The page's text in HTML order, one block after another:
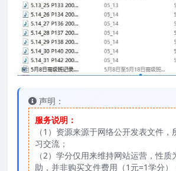
声明：
服务说明：
（1）资源来源于网络公开发表文件
习交流；
（2）学分仅用来维持网站运营，性
助，并非购买文件费用（1元=1学分）